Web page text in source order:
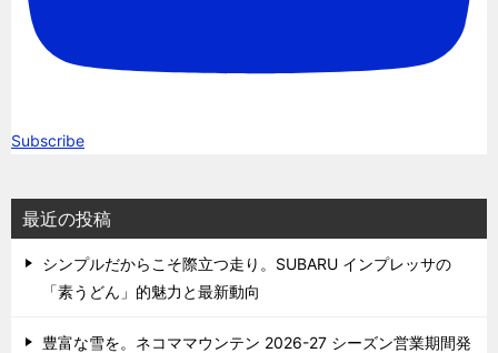
Subscribe
最近の投稿
シンプルだからこそ際立つ走り。SUBARU インプレッサの
「素うどん」的魅力と最新動向
豊富な雪を。ネコママウンテン 2026-27 シーズン営業期間発